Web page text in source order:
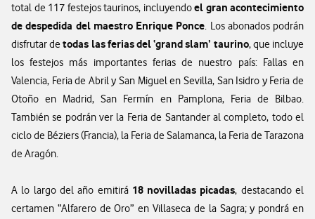
total de 117 festejos taurinos, incluyendoel gran acontecimiento
de despedida del maestro Enrique Ponce. Los abonados podrán
disfrutar detodas las ferias del ‘grand slam’ taurino, que incluye
los festejos más importantes ferias de nuestro país: Fallas en
Valencia, Feria de Abril y San Miguel en Sevilla, San Isidro y Feria de
Otoño en Madrid, San Fermín en Pamplona, Feria de Bilbao.
También se podrán ver la Feria de Santander al completo, todo el
ciclo de Béziers (Francia), la Feria de Salamanca, la Feria de Tarazona
de Aragón.
A lo largo del año emitirá 18 novilladas picadas, destacando el
certamen “Alfarero de Oro” en Villaseca de la Sagra; y pondrá en